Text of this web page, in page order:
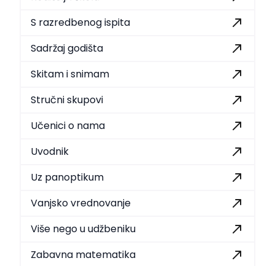
S razredbenog ispita
Sadržaj godišta
Skitam i snimam
Stručni skupovi
Učenici o nama
Uvodnik
Uz panoptikum
Vanjsko vrednovanje
Više nego u udžbeniku
Zabavna matematika